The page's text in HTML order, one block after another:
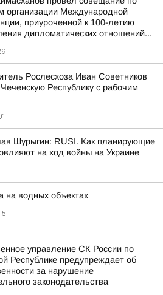
организации Международной
приуроченной к 100-летию
дипломатических отношений...
Рослесхоза Иван Советников
Республику с рабочим
Шурыгин: RUSI. Как планирующие
на ход войны на Украине
на водных объектах
управление СК России по
Республике предупреждает об
за нарушение
законодательства